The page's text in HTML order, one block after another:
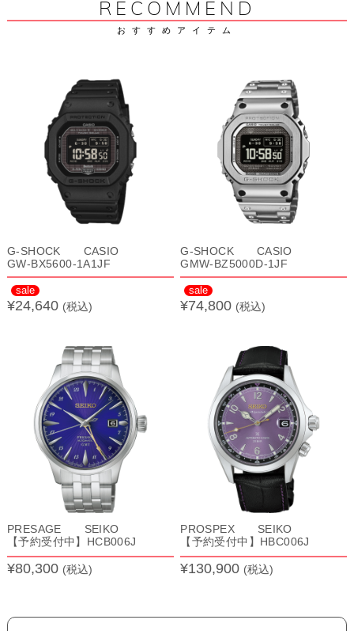
RECOMMEND
おすすめアイテム
G-SHOCK CASIO
GW-BX5600-1A1JF
sale
¥24,640 (税込)
G-SHOCK CASIO
GMW-BZ5000D-1JF
sale
¥74,800 (税込)
PRESAGE SEIKO
【予約受付中】HCB006J
¥80,300 (税込)
PROSPEX SEIKO
【予約受付中】HBC006J
¥130,900 (税込)